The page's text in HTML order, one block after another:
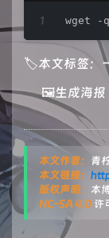
wget -
🏷本文标签：
🖼️生成海报
本文作者： 青
本文链接：
版权声明： 本
NC-SA 4.0 许